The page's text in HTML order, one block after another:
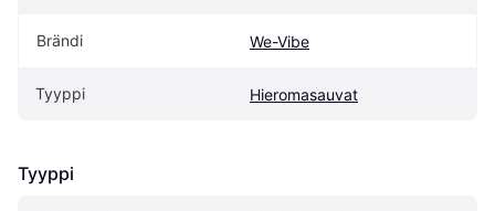
Brändi We-Vibe
Tyyppi Hieromasauvat
Tyyppi